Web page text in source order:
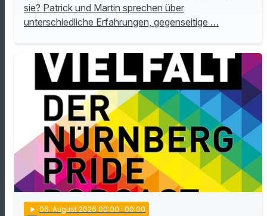
sie? Patrick und Martin sprechen über
unterschiedliche Erfahrungen, gegenseitige …
play_arrow 06. August 2026 00:00 · 00:00